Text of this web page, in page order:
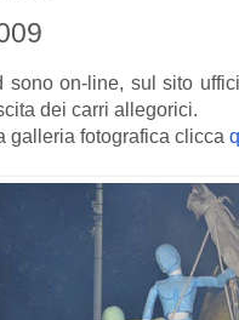
sono on-line, sul sito
dei carri allegorici.
galleria fotografica clicca